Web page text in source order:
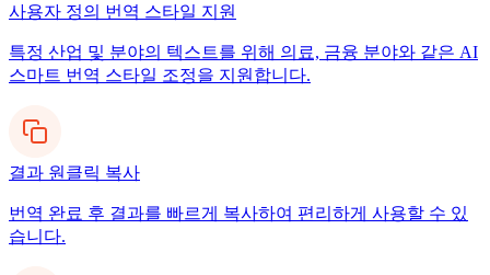
사용자 정의 번역 스타일 지원
특정 산업 및 분야의 텍스트를 위해 의료, 금융 분야와 같은 AI
스마트 번역 스타일 조정을 지원합니다.
결과 원클릭 복사
번역 완료 후 결과를 빠르게 복사하여 편리하게 사용할 수 있
습니다.